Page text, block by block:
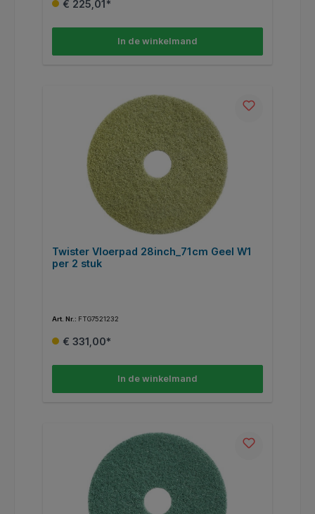
€ 225,01*
In de winkelmand
Twister Vloerpad 28inch_71cm Geel W1
per 2 stuk
Art. Nr.: FTG7521232
€ 331,00*
In de winkelmand